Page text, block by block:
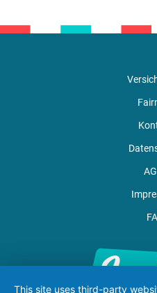
This site uses third-party